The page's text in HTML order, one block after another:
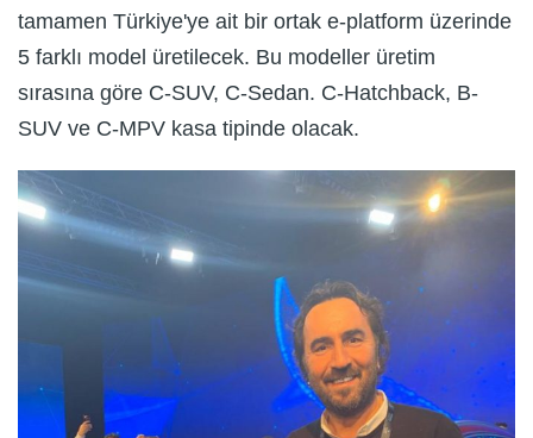
tamamen Türkiye'ye ait bir ortak e-platform üzerinde
5 farklı model üretilecek. Bu modeller üretim
sırasına göre C-SUV, C-Sedan. C-Hatchback, B-
SUV ve C-MPV kasa tipinde olacak.